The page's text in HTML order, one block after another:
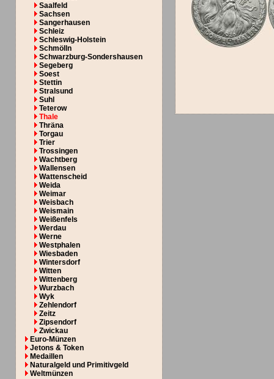
Saalfeld
Sachsen
Sangerhausen
Schleiz
Schleswig-Holstein
Schmölln
Schwarzburg-Sondershausen
Segeberg
Soest
Stettin
Stralsund
Suhl
Teterow
Thale
Thräna
Torgau
Trier
Trossingen
Wachtberg
Wallensen
Wattenscheid
Weida
Weimar
Weisbach
Weismain
Weißenfels
Werdau
Werne
Westphalen
Wiesbaden
Wintersdorf
Witten
Wittenberg
Wurzbach
Wyk
Zehlendorf
Zeitz
Zipsendorf
Zwickau
Euro-Münzen
Jetons & Token
Medaillen
Naturalgeld und Primitivgeld
Weltmünzen